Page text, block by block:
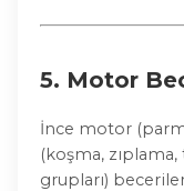
5. Motor
İnce motor
(koşma,
grupları)